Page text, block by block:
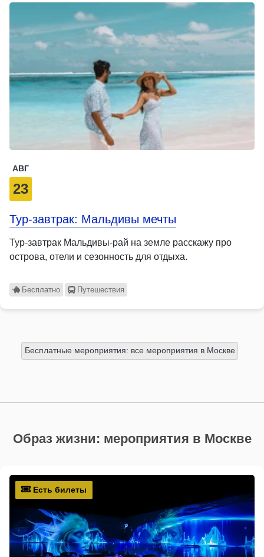
АВГ
23
Тур-завтрак: Мальдивы мечты
Тур-завтрак Мальдивы-рай на земле расскажу про
острова, отели и сезонность для отдыха.
Бесплатно Путешествия
Бесплатные мероприятия: все мероприятия в Москве
Образ жизни: мероприятия в Москве
Есть билеты